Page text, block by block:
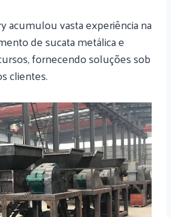
acumulou vasta experiência na
de sucata metálica e
fornecendo soluções sob
clientes.